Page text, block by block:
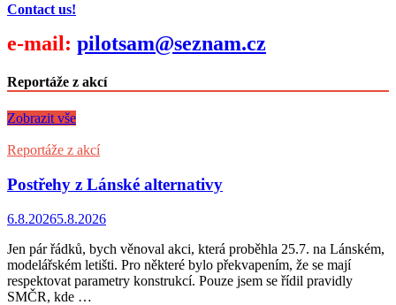
Contact us!
e-mail: pilotsam@seznam.cz
Reportáže z akcí
Zobrazit vše
Reportáže z akcí
Postřehy z Lánské alternativy
6.8.20265.8.2026
Jen pár řádků, bych věnoval akci, která proběhla 25.7. na Lánském,
modelářském letišti. Pro některé bylo překvapením, že se mají
respektovat parametry konstrukcí. Pouze jsem se řídil pravidly
SMČR, kde …